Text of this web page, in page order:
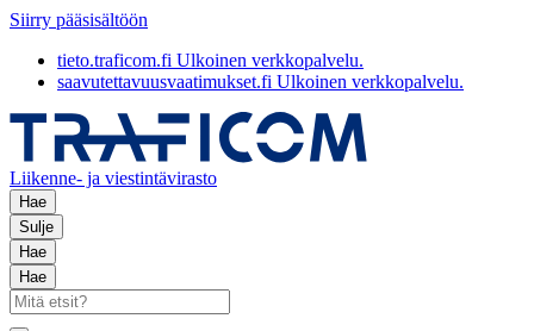
Siirry pääsisältöön
tieto.traficom.fi Ulkoinen verkkopalvelu.
saavutettavuusvaatimukset.fi Ulkoinen verkkopalvelu.
Liikenne- ja viestintävirasto
Hae
Sulje
Hae
Hae